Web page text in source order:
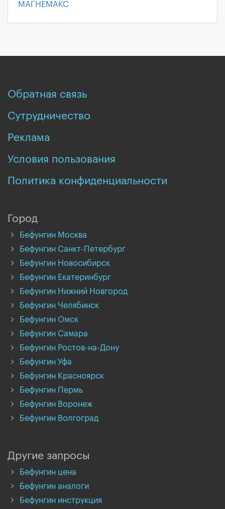
МАГНЕМАКС
Обратная связь
Сутрудничество
Реклама
Условия пользования
Политика конфиденциальности
Город
Бефунгин Москва
Бефунгин Санкт-Петербург
Бефунгин Новосибирск
Бефунгин Екатеринбург
Бефунгин Нижний Новгород
Бефунгин Челябинск
Бефунгин Омск
Бефунгин Самара
Бефунгин Ростов-на-Дону
Бефунгин Уфа
Бефунгин Красноярск
Бефунгин Пермь
Бефунгин Воронеж
Бефунгин Волгоград
Другие запросы
Бефунгин цена
Бефунгин аналоги
Бефунгин инструкция